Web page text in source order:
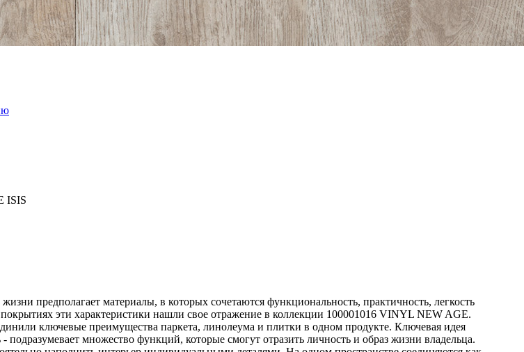
ISIS
предполагает материалы, в которых сочетаются функциональность, практичность, легкость
эти характеристики нашли свое отражение в коллекции 100001016 VINYL NEW AGE.
ключевые преимущества паркета, линолеума и плитки в одном продукте. Ключевая идея
подразумевает множество функций, которые смогут отразить личность и образ жизни владельца.